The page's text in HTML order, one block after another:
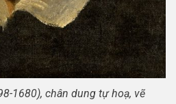
1680), chân dung tự hoạ, vẽ